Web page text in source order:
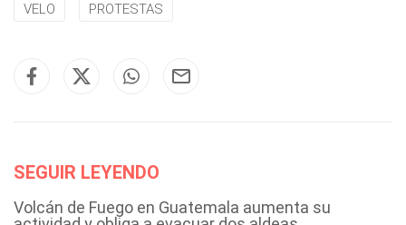
VELO PROTESTAS
SEGUIR LEYENDO
Volcán de Fuego en Guatemala aumenta su